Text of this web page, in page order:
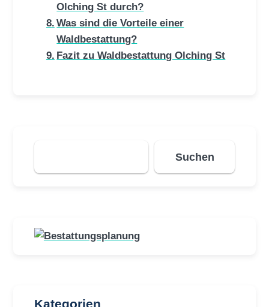
Olching St durch?
Was sind die Vorteile einer
Waldbestattung?
Fazit zu Waldbestattung Olching St
Suchen
Suchen
Kategorien